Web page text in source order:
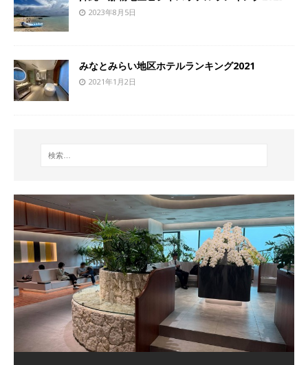
2023年8月5日
みなとみらい地区ホテルランキング2021
2021年1月2日